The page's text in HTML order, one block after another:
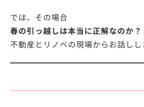
では、その場合
春の引っ越しは本当に正解なのか？
不動産とリノベの現場からお話しし